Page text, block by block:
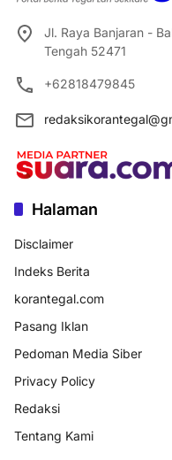
Jl. Raya Banjaran -
Tengah 52471
+62818479845
Halaman
Disclaimer
Indeks Berita
korantegal.com
Pasang Iklan
Pedoman Media Siber
Privacy Policy
Redaksi
Tentang Kami